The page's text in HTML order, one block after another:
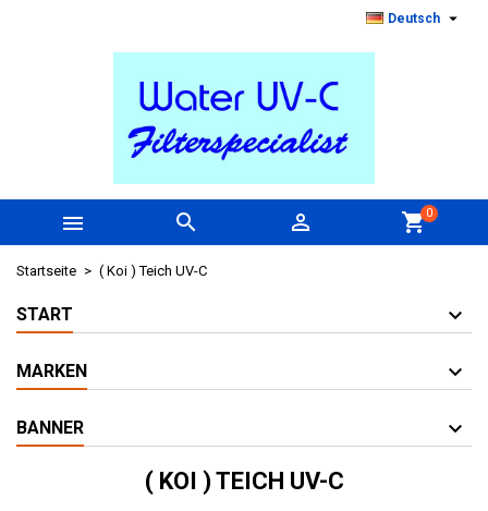
Deutsch 
   shopping_cart0
Startseite ( Koi ) Teich UV-C
START
MARKEN
BANNER
( KOI ) TEICH UV-C